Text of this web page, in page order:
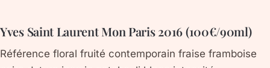
Yves Saint Laurent Mon Paris 2016 (100€/90ml)
Référence floral fruité contemporain fraise framboise